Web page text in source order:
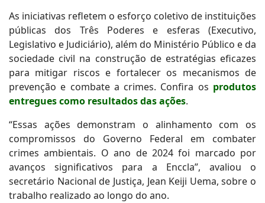
As iniciativas refletem o esforço coletivo de instituições
públicas dos Três Poderes e esferas (Executivo,
Legislativo e Judiciário), além do Ministério Público e da
sociedade civil na construção de estratégias eficazes
para mitigar riscos e fortalecer os mecanismos de
prevenção e combate a crimes. Confira os produtos
entregues como resultados das ações.
“Essas ações demonstram o alinhamento com os
compromissos do Governo Federal em combater
crimes ambientais. O ano de 2024 foi marcado por
avanços significativos para a Enccla”, avaliou o
secretário Nacional de Justiça, Jean Keiji Uema, sobre o
trabalho realizado ao longo do ano.